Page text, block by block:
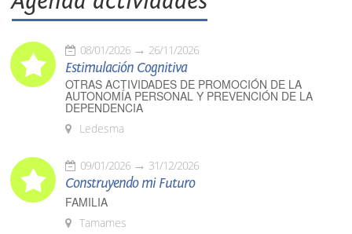
08/01/2026 26/11/2026
Estimulación Cognitiva
OTRAS ACTIVIDADES DE PROMOCIÓN DE LA
AUTONOMÍA PERSONAL Y PREVENCIÓN DE LA
DEPENDENCIA
Ledesma
09/01/2026 31/12/2026
Construyendo mi Futuro
FAMILIA
Tamames